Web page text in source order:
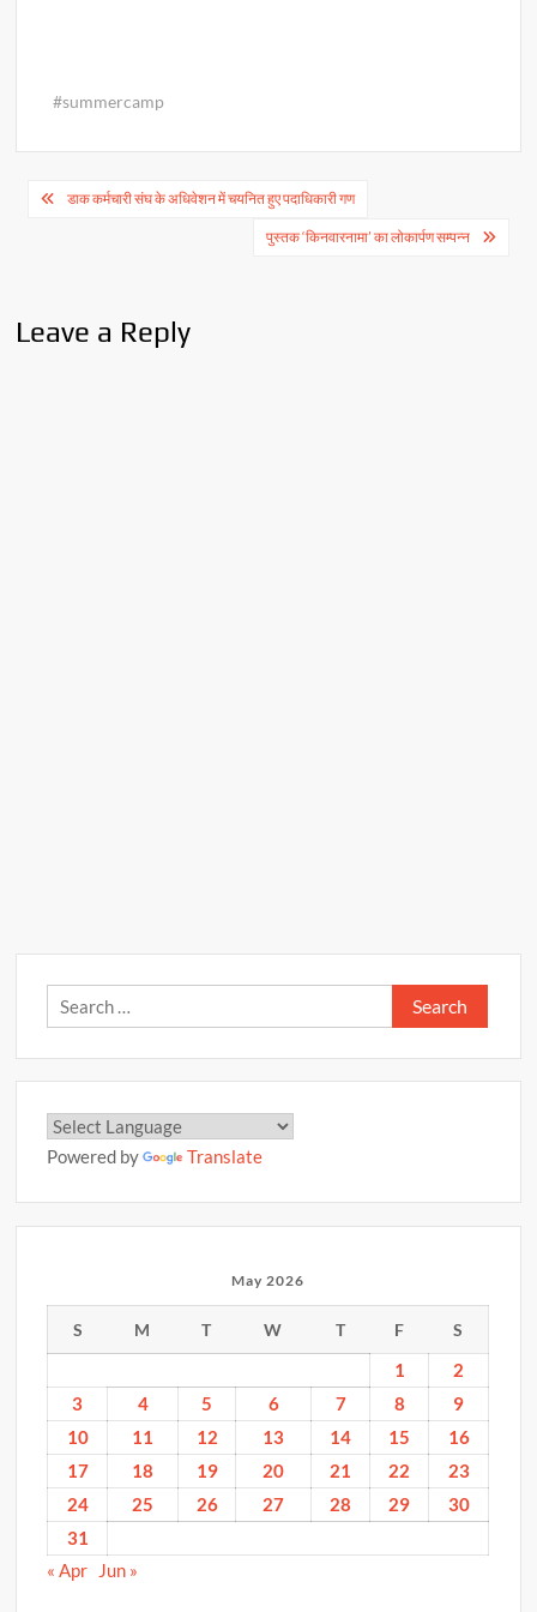
#summercamp
Postडाक कर्मचारी संघ के अधिवेशन में चयनित हुए पदाधिकारी गण
पुस्तक ‘किनवारनामा’ का लोकार्पण सम्पन्न
Leave a Reply
Search
for:
Powered by Translate
May 2026
S M T W T F S
1
2
3
4 5 6 7 8
9
10
11 12 13 14 15
16
17
18 19 20 21 22
23
24
25 26 27 28 29
30
31
« Apr
Jun »